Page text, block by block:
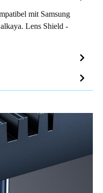
mit Samsung
Lens Shield -